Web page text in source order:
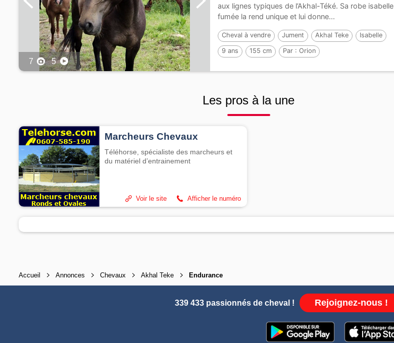
7 5
aux lignes typiques de l’Akhal-Téké. Sa robe isabelle
fumée la rend unique et lui donne...
Cheval à vendre Jument Akhal Teke Isabelle
9 ans 155 cm Par :Orion
Les pros à la une
Marcheurs Chevaux
Téléhorse, spécialiste des marcheurs et
du matériel d’entrainement
Afficher le numéro
Voir le site
Accueil Annonces Chevaux Akhal Teke Endurance
339 433 passionnés de cheval ! Rejoignez-nous !